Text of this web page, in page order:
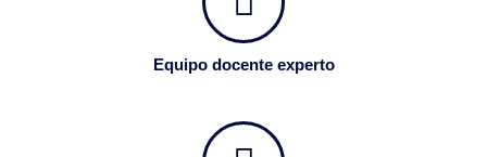
Equipo docente experto